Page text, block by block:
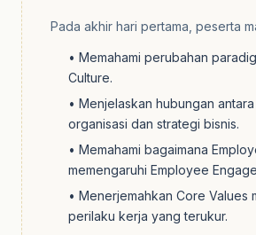
Pada akhir hari pertama, peserta
• Memahami perubahan
Culture.
• Menjelaskan hubungan
organisasi dan strategi bisnis.
• Memahami bagaimana
memengaruhi Employee
• Menerjemahkan Core Values
perilaku kerja yang terukur.